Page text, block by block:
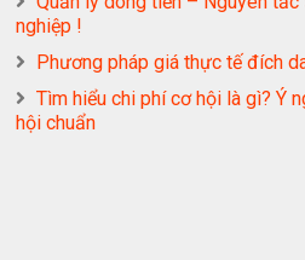
nghiệp !
Phương pháp giá thực tế đích
Tìm hiểu chi phí cơ hội là gì? Ý
hội chuẩn